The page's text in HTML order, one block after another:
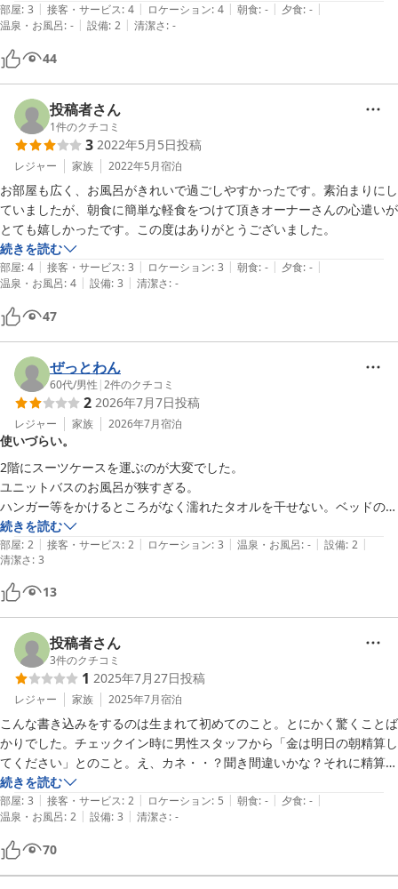
また、夏の終わりの時期で暑いのですが、冷房がないのも厳しいかな。
最近、北海道でも暑いですからね。
ご主人の好意で窓から利尻富士が見える部屋にして頂けたのも、ありが
たかったですね。
嫌な臭いが無ければ、満足でした。ありがとうございました。
部屋: 3 | 接客・サービス: 4 | ロケーション: 4 | 朝食: - | 夕食: - |
温泉・お風呂: - | 設備: 2 | 清潔さ: -
44
投稿者さん
1件のクチコミ
3 2022年5月5日投稿
レジャー 家族 2022年5月宿泊
お部屋も広く、お風呂がきれいで過ごしやすかったです。素泊まりにし
ていましたが、朝食に簡単な軽食をつけて頂きオーナーさんの心遣いが
とても嬉しかったです。この度はありがとうございました。
続きを読む
部屋: 4 | 接客・サービス: 3 | ロケーション: 3 | 朝食: - | 夕食: - |
温泉・お風呂: 4 | 設備: 3 | 清潔さ: -
47
ぜっとわん
60代/男性 |2件のクチコミ
2 2026年7月7日投稿
レジャー 家族 2026年7月宿泊
使いづらい。
2階にスーツケースを運ぶのが大変でした。
ユニットバスのお風呂が狭すぎる。
ハンガー等をかけるところがなく濡れたタオルを干せない。ベッドのク
ッションが悪いホテルとしてはそこを売りにしているようですが。
清潔感はあります。
続きを読む
部屋: 2 | 接客・サービス: 2 | ロケーション: 3 | 温泉・お風呂: - | 設備: 2 |
清潔さ: 3
13
投稿者さん
3件のクチコミ
1 2025年7月27日投稿
レジャー 家族 2025年7月宿泊
こんな書き込みをするのは生まれて初めてのこと。とにかく驚くことば
かりでした。チェックイン時に男性スタッフから「金は明日の朝精算し
てください」とのこと。え、カネ・・？聞き間違いかな？それに精算は
済んでいるはずだけど、私の思い違いかな？と思い、朝早くチェックア
ウトしたいがそれでもいいかと尋ねると、どうやらその人は精算ができ
ない人で困るらしい。他の人に聞くから30分くらいしたらフロントに
来てくれとのこと。しばらくしたらきちんとした別の男性スタッフが部
屋まで来てくださり、事前に精算は済んでいることを伝えてくださっ
た。
続きを読む
部屋: 3 | 接客・サービス: 2 | ロケーション: 5 | 朝食: - | 夕食: - |
温泉・お風呂: 2 | 設備: 3 | 清潔さ: -
70